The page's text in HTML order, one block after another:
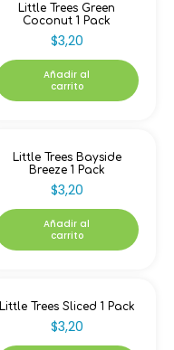
Little Trees Green
Coconut 1 Pack
$3,20
Añadir al
carrito
Little Trees Bayside
Breeze 1 Pack
$3,20
Añadir al
carrito
Little Trees Sliced 1 Pack
$3,20